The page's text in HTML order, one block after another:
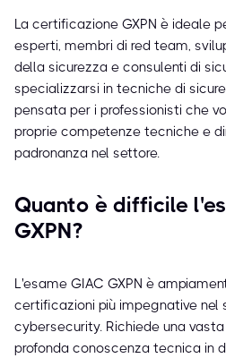
La certificazione GXPN è ideale
esperti, membri di red team,
della sicurezza e consulenti di
specializzarsi in tecniche di
pensata per i professionisti che
proprie competenze tecniche e
padronanza nel settore.
Quanto è difficile
GXPN?
L'esame GIAC GXPN è
certificazioni più impegnative nel
cybersecurity. Richiede una
profonda conoscenza tecnica in